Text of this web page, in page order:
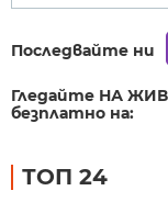
Последвайте ни
Гледайте НА
безплатно на:
ТОП 24